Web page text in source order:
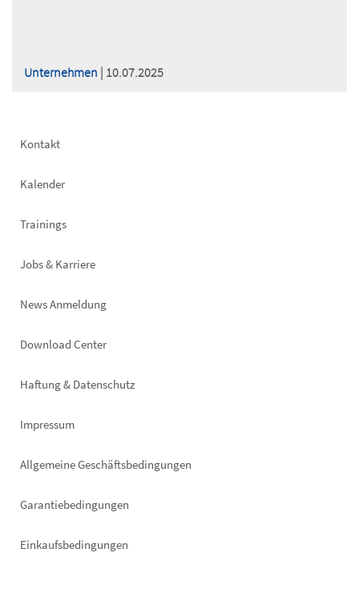
Unternehmen | 10.07.2025
Footer
Kontakt
Kalender
Trainings
Jobs & Karriere
News Anmeldung
Footer
Download Center
Haftung & Datenschutz
Impressum
Allgemeine Geschäftsbedingungen
Garantiebedingungen
Einkaufsbedingungen